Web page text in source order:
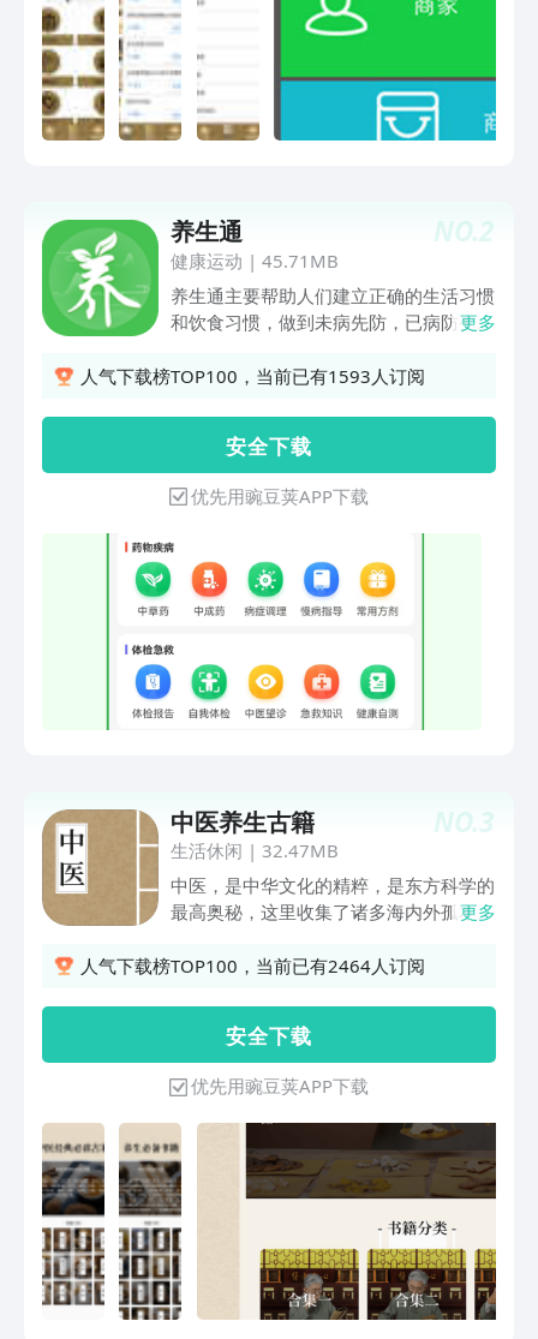
NO.2
养生通
健康运动 | 45.71MB
养生通主要帮助人们建立正确的生活习惯
和饮食习惯，做到未病先防，已病防变，
预防重大疾病，消除亚健康。结合中医
法，给出了包括四时节气和十二时辰中的
注意事项，及相关食疗、药膳、穴位、导
引、呼吸、疾病指导、中草药和中成药的
对症功效、注意事项等做出了说明。本软
件资料来自各方权威刊物及网上医师的经
验收集并加以归类整理，方便搜索及快速
查阅。 ***主要功能特点*** 【食物百
科】 收录了400余种食物的功效、宜忌、
相关品类的图文介绍。可按营养、功效、
性味归经分类。 【养生药膳】 收录了
2000余条日常有益身体各个方面的食物
行调治。 【营养素】 对身体所需要的维
生素、微量元素、供能营养素的功用进行
说明，并对缺乏后的症状进行阐释，帮助
人们认识必不可缺的体内营养。 【中草
药】 收录了400余种中草药及1100个相
关形态品类的图片介绍。 【中成药】 收
录了400余种常用中成药的功效及日常用
药方法和注意事项，并可按症状查询相关
中成药。 【疾病和症状调理】 对常见的
疾病和症状的成因、会导致的后果、预防
方法、如何通过食疗和穴位疗法进行辅助
中常见必备的体检报告结果进行了分析说
明，数值异常的讲解，以便更加了解自己
的身体指标。 【急救知识】 收录了常见
的猝死、心梗、突发的血管疾病、外伤和
儿童急救方法。 【自我体检】 从脏腑、
血管、骨骼、心脏、神经全方位简易测
试，到中医“望诊”的面、口、舌相等，不
用去医院即可了解自己的身体异常，亚健
更多
人气下载榜TOP100，当前已有1593人订阅
安 全 下 载
优先用豌豆荚APP下载
NO.3
中医养生古籍
生活休闲 | 32.47MB
中医，是中华文化的精粹，是东方科学的
最高奥秘，这里收集了诸多海内外孤本以
生、妇科、产科、外科、针灸、风虚劳损
业人员用于学习和研究的古籍宝库，也是
喜欢养生健康人士的入门好物。 【海量
古籍宝典】 我们为您收集了从古至今中
医养生相关的海量精华孤本，包含历代名
家医案和医学经典著作，还有名老中医的
宝贵经验著作供您参考学习。 【养生健
康】 如今快节奏的生活下，因为久坐、
熬夜、饮食不规律等问题使得各类病症更
加年轻化，越来越多的人开始注重养生和
健康，我们不仅收集了诸多常见病症的古
籍医案，还为您匹配了健康养生的视频小
知识内容，让您在了解中医知识的同时拥
更多
人气下载榜TOP100，当前已有2464人订阅
安 全 下 载
优先用豌豆荚APP下载